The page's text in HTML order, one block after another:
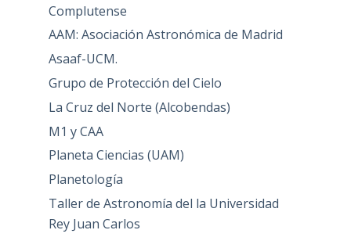
Complutense
AAM: Asociación Astronómica de Madrid
Asaaf-UCM.
Grupo de Protección del Cielo
La Cruz del Norte (Alcobendas)
M1 y CAA
Planeta Ciencias (UAM)
Planetología
Taller de Astronomía del la Universidad
Rey Juan Carlos